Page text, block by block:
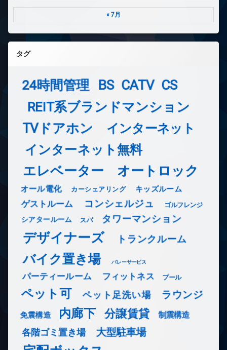
« 7月
タグ
24時間管理 BS CATV CS
REIT系ブランドマンション
TVドアホン インターネット
インターネット無料
エレベーター オートロック
オール電化 カーシェアリング キッズルーム
ゲストルーム コンシェルジュ ゴルフレンジ
シアタールーム スパ タワーマンション
デザイナーズ トランクルーム
バイク置き場 バレーサービス
パーティールーム フィットネス プール
ペット可 ペット足洗い場 ラウンジ
免震構造 内廊下 分譲賃貸 制震構造
各階ゴミ置き場 大型駐車場